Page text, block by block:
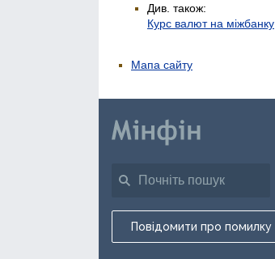
Див. також:
Курс валют на міжбанку
Мапа сайту
Повідомити про помилку